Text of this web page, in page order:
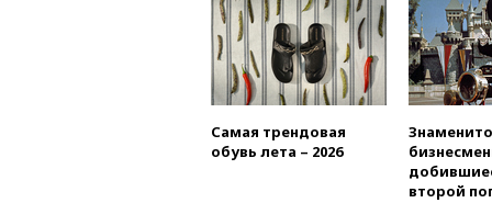
Самая трендовая
обувь лета – 2026
второй